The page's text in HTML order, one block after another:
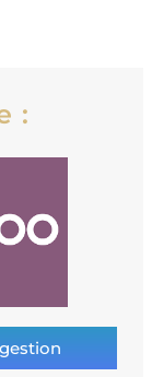
: